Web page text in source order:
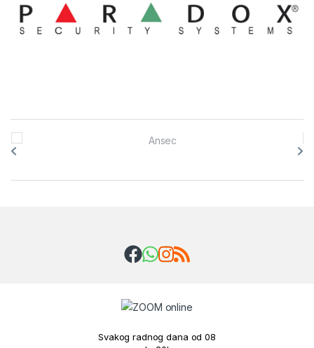
Brands Carousel
Svakog radnog dana od 08